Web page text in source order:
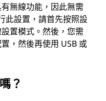
無線功能，因此無需
此設置，請首先按照設
置模式。然後，您需
，然後再使用 USB 或
？